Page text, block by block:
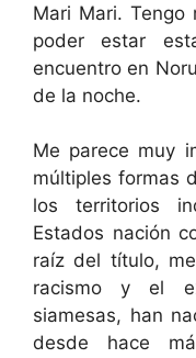
Mari Mari. Tengo
poder estar
encuentro en
de la noche.
Me parece muy
múltiples formas
los territorios
Estados nación
raíz del título,
racismo y el
siamesas, han
desde hace